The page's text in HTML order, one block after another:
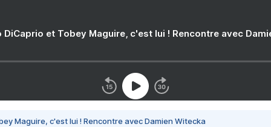
DiCaprio et Tobey Maguire, c'est lui ! Rencontre avec
Maguire, c'est lui ! Rencontre avec Damien Witecka